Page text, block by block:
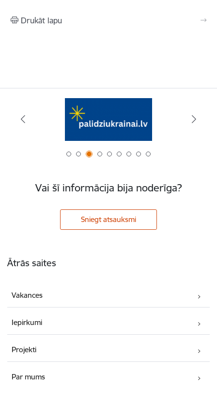
Drukāt lapu
Vai šī informācija bija noderīga?
Sniegt atsauksmi
Ātrās saites
Vakances
Iepirkumi
Projekti
Par mums